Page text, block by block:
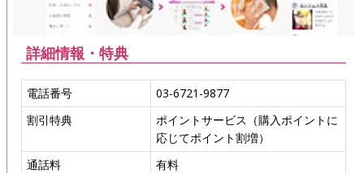
詳細情報・特典
電話番号
03-6721-9877
割引特典
ポイントサービス（購入ポイントに
応じてポイント割増）
通話料
有料